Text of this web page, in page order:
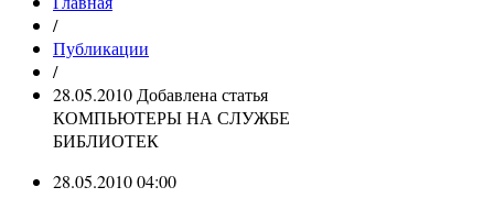
/
Публикации
/
28.05.2010 Добавлена статья
КОМПЬЮТЕРЫ НА СЛУЖБЕ
БИБЛИОТЕК
28.05.2010 04:00